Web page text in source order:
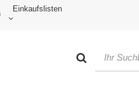
Einkaufslisten